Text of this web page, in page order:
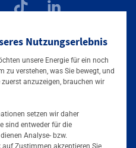
Nutzungserlebnis
unsere Energie für ein noch
zu verstehen, was Sie bewegt, und
anzuzeigen, brauchen wir
setzen wir daher
sind entweder für die
Analyse- bzw.
Zustimmen akzeptieren Sie